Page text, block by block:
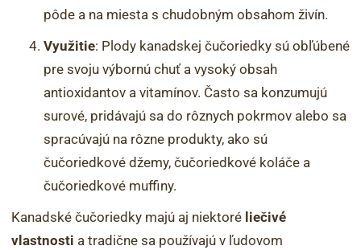
pôde a na miesta s chudobným obsahom živín.
Využitie: Plody kanadskej čučoriedky sú obľúbené
pre svoju výbornú chuť a vysoký obsah
antioxidantov a vitamínov. Často sa konzumujú
surové, pridávajú sa do rôznych pokrmov alebo sa
spracúvajú na rôzne produkty, ako sú
čučoriedkové džemy, čučoriedkové koláče a
čučoriedkové muffiny.
Kanadské čučoriedky majú aj niektoré liečivé
vlastnosti a tradične sa používajú v ľudovom